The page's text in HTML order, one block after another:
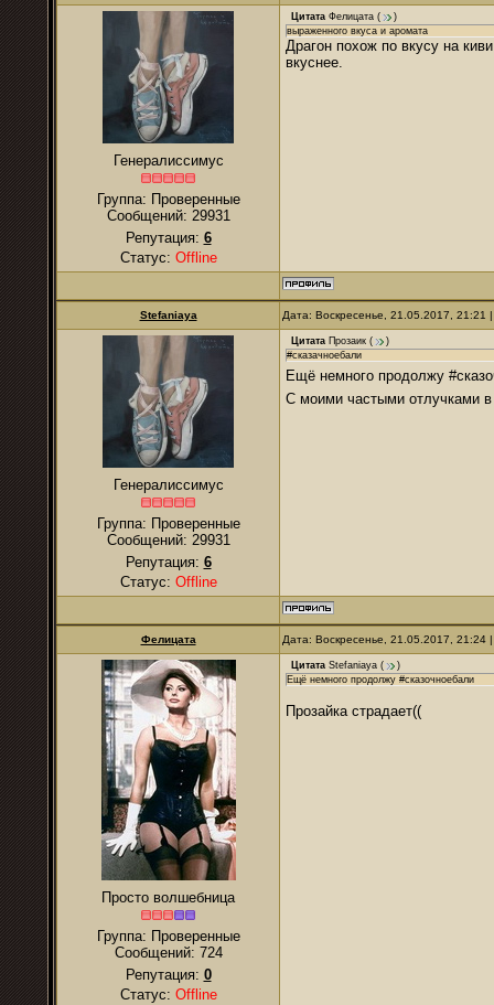
Генералиссимус
Группа: Проверенные
Сообщений: 29931
Репутация: 6
Статус: Offline
Цитата Фелицата (
)
выраженного вкуса и аромата
Драгон похож по вкусу на
вкуснее.
Stefaniaya Дата: Воскресенье, 21.05.2017,
Генералиссимус
Группа: Проверенные
Сообщений: 29931
Репутация: 6
Статус: Offline
Цитата Прозаик (
)
#сказачноебали
Ещё немного продолжу
С моими частыми отлучками в
Фелицата Дата: Воскресенье, 21.05.2017,
Просто волшебница
Группа: Проверенные
Сообщений: 724
Репутация: 0
Статус: Offline
Цитата Stefaniaya (
)
Ещё немного продолжу #сказочноебали
Прозайка страдает((